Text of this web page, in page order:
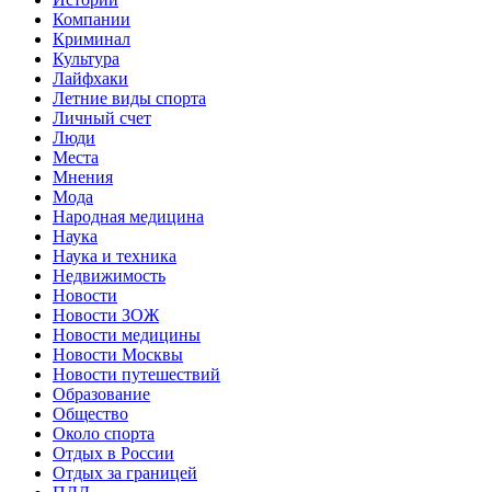
Компании
Криминал
Культура
Лайфхаки
Летние виды спорта
Личный счет
Люди
Места
Мнения
Мода
Народная медицина
Наука
Наука и техника
Недвижимость
Новости
Новости ЗОЖ
Новости медицины
Новости Москвы
Новости путешествий
Образование
Общество
Около спорта
Отдых в России
Отдых за границей